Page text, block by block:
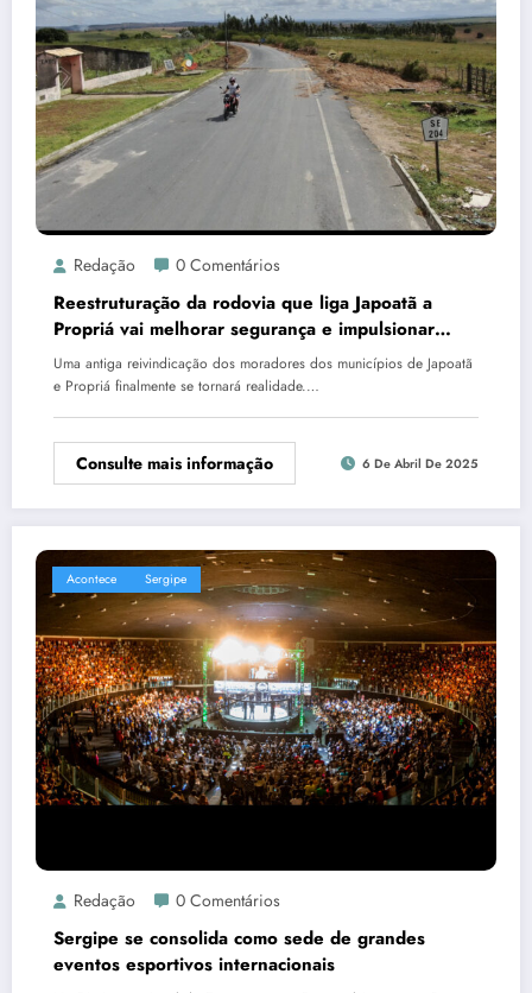
Redação 0 Comentários
Reestruturação da rodovia que liga Japoatã a
Propriá vai melhorar segurança e impulsionar
economia na região
Uma antiga reivindicação dos moradores dos municípios de Japoatã
e Propriá finalmente se tornará realidade.…
Consulte mais informação 6 De Abril De 2025
Acontece Sergipe
Redação 0 Comentários
Sergipe se consolida como sede de grandes
eventos esportivos internacionais